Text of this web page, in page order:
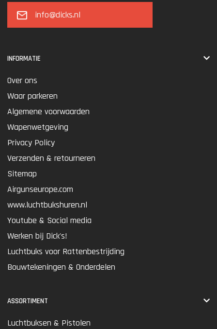
info@dicks.nl
INFORMATIE
Over ons
Waar parkeren
Algemene voorwaarden
Wapenwetgeving
Privacy Policy
Verzenden & retourneren
Sitemap
Airgunseurope.com
www.luchtbukshuren.nl
Youtube & Social media
Werken bij Dick's!
Luchtbuks voor Rattenbestrijding
Bouwtekeningen & Onderdelen
ASSORTIMENT
Luchtbuksen & Pistolen